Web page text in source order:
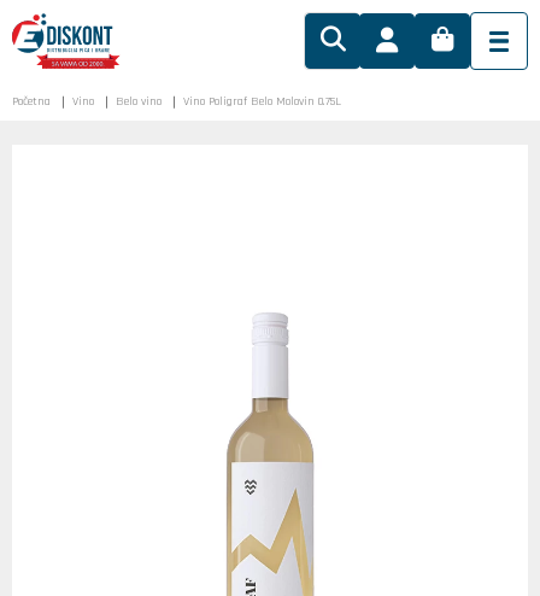
Početna Vino Belo vino Vino Poligraf Belo Molovin 0.75L